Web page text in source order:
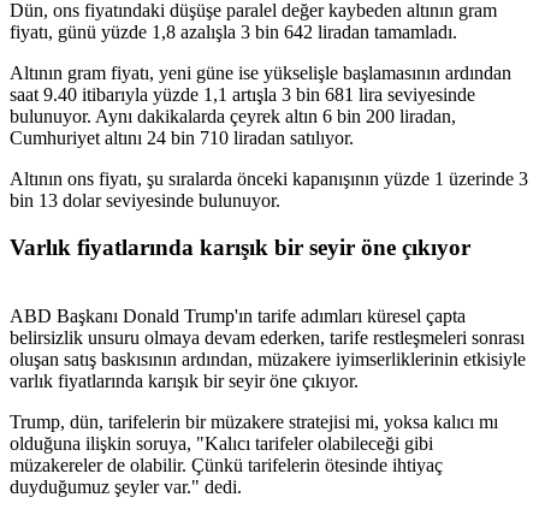
Dün, ons fiyatındaki düşüşe paralel değer kaybeden altının gram
fiyatı, günü yüzde 1,8 azalışla 3 bin 642 liradan tamamladı.
Altının gram fiyatı, yeni güne ise yükselişle başlamasının ardından
saat 9.40 itibarıyla yüzde 1,1 artışla 3 bin 681 lira seviyesinde
bulunuyor. Aynı dakikalarda çeyrek altın 6 bin 200 liradan,
Cumhuriyet altını 24 bin 710 liradan satılıyor.
Altının ons fiyatı, şu sıralarda önceki kapanışının yüzde 1 üzerinde 3
bin 13 dolar seviyesinde bulunuyor.
Varlık fiyatlarında karışık bir seyir öne çıkıyor
ABD Başkanı Donald Trump'ın tarife adımları küresel çapta
belirsizlik unsuru olmaya devam ederken, tarife restleşmeleri sonrası
oluşan satış baskısının ardından, müzakere iyimserliklerinin etkisiyle
varlık fiyatlarında karışık bir seyir öne çıkıyor.
Trump, dün, tarifelerin bir müzakere stratejisi mi, yoksa kalıcı mı
olduğuna ilişkin soruya, "Kalıcı tarifeler olabileceği gibi
müzakereler de olabilir. Çünkü tarifelerin ötesinde ihtiyaç
duyduğumuz şeyler var." dedi.